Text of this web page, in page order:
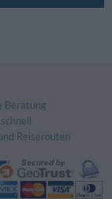
Beratung
Reiserouten